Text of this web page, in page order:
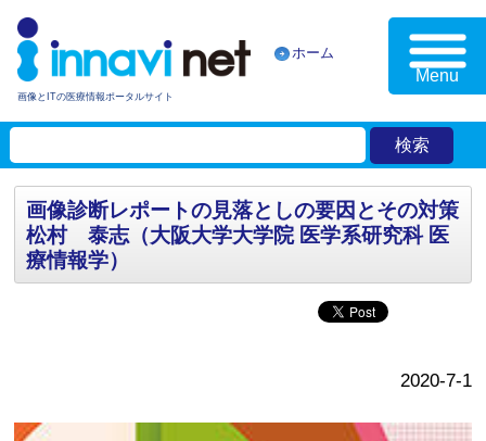
画像とITの医療情報ポータルサイト
ホーム
Menu
画像診断レポートの見落としの要因とその対策
松村 泰志（大阪大学大学院 医学系研究科 医
療情報学）
2020-7-1